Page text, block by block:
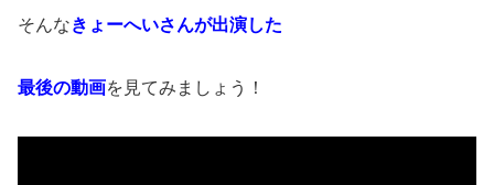
そんなきょーへいさんが出演した
最後の動画を見てみましょう！